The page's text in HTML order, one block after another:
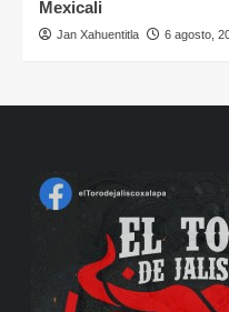
Mexicali
Jan Xahuentitla 6 agosto,